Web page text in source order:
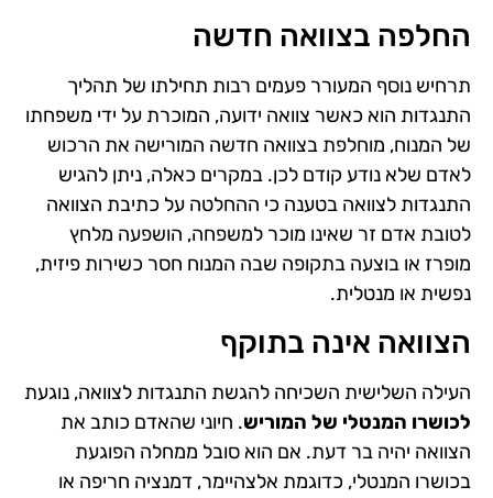
החלפה בצוואה חדשה
תרחיש נוסף המעורר פעמים רבות תחילתו של תהליך
התנגדות הוא כאשר צוואה ידועה, המוכרת על ידי משפחתו
של המנוח, מוחלפת בצוואה חדשה המורישה את הרכוש
לאדם שלא נודע קודם לכן. במקרים כאלה, ניתן להגיש
התנגדות לצוואה בטענה כי ההחלטה על כתיבת הצוואה
לטובת אדם זר שאינו מוכר למשפחה, הושפעה מלחץ
מופרז או בוצעה בתקופה שבה המנוח חסר כשירות פיזית,
נפשית או מנטלית.
הצוואה אינה בתוקף
העילה השלישית השכיחה להגשת התנגדות לצוואה, נוגעת
לכושרו המנטלי של המוריש. חיוני שהאדם כותב את
הצוואה יהיה בר דעת. אם הוא סובל ממחלה הפוגעת
בכושרו המנטלי, כדוגמת אלצהיימר, דמנציה חריפה או